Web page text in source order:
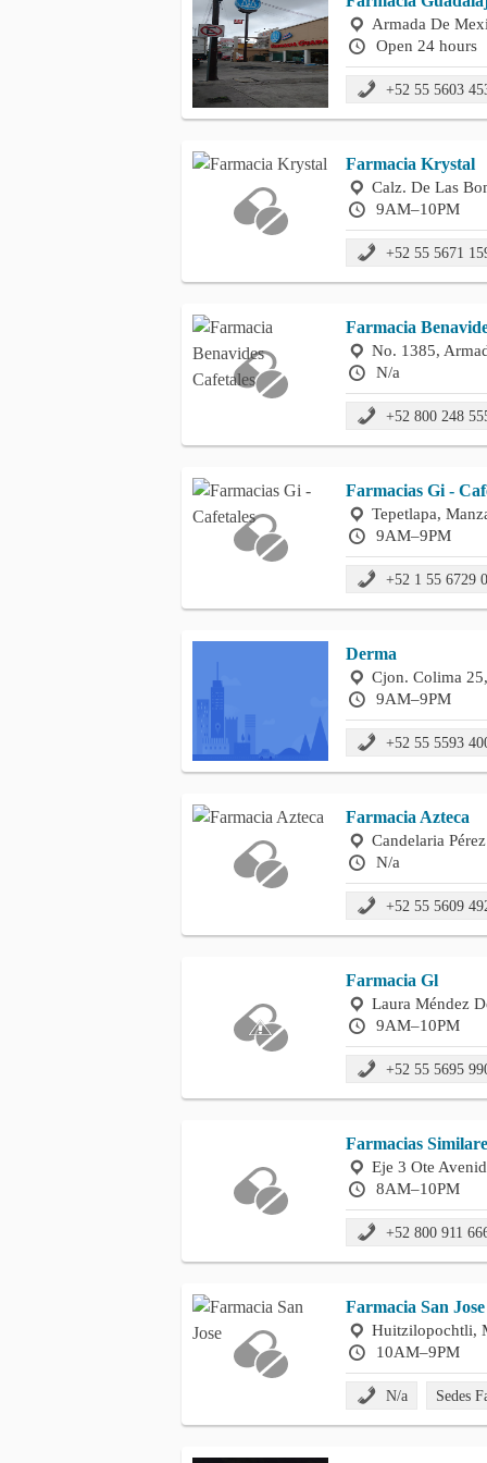
Armada De
Open 24 hours
+52 55 5603
Farmacia Krystal
Calz. De Las
9AM–10PM
+52 55 5671
Farmacia
No. 1385,
N/a
+52 800 248
Farmacias Gi -
Tepetlapa,
9AM–9PM
+52 1 55 6729
Derma
Cjon. Colima
9AM–9PM
+52 55 5593
Farmacia Azteca
Candelaria
N/a
+52 55 5609
Farmacia Gl
Laura Méndez
9AM–10PM
+52 55 5695
Farmacias
Eje 3 Ote
8AM–10PM
+52 800 911
Farmacia San Jose
Huitzilopochtli,
10AM–9PM
N/a Sedes